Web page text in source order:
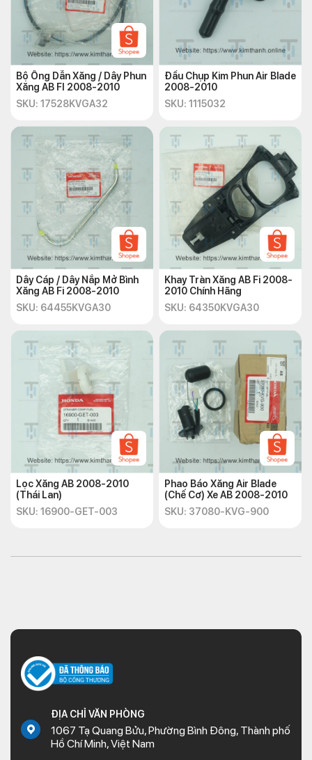
Bộ Ống Dẫn Xăng / Dây Phun
Xăng AB FI 2008-2010
SKU: 17528KVGA32
Đầu Chụp Kim Phun Air Blade
2008-2010
SKU: 1115032
Dây Cáp / Dây Nắp Mở Bình
Xăng AB Fi 2008-2010
SKU: 64455KVGA30
Khay Tràn Xăng AB Fi 2008-
2010 Chính Hãng
SKU: 64350KVGA30
Lọc Xăng AB 2008-2010
(Thái Lan)
SKU: 16900-GET-003
Phao Báo Xăng Air Blade
(Chế Cơ) Xe AB 2008-2010
SKU: 37080-KVG-900
ĐỊA CHỈ VĂN PHÒNG
1067 Tạ Quang Bửu, Phường Bình Đông, Thành phố
Hồ Chí Minh, Việt Nam